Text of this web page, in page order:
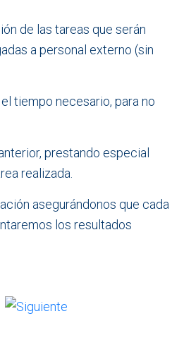
de las tareas que serán
a personal externo (sin
tiempo necesario, para no
prestando especial
realizada.
asegurándonos que cada
los resultados